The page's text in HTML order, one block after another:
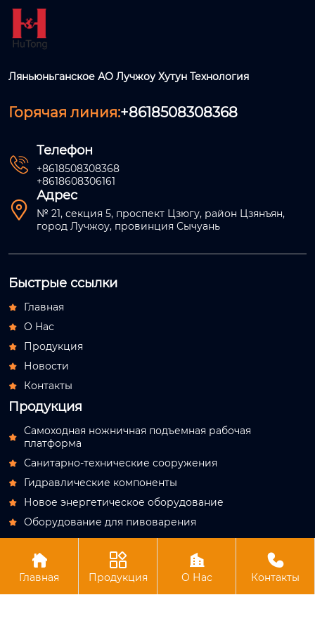
Ляньюньганское АО Лучжоу Хутун Технология
Горячая линия:+8618508308368

Телефон
+8618508308368
+8618608306161

Адрес
№ 21, секция 5, проспект Цзюгу, район Цзянъян,
город Лучжоу, провинция Сычуань
Быстрые ссылки
 Главная
 О Hас
 Продукция
 Новости
 Контакты
Продукция

Самоходная ножничная подъемная рабочая
платформа
 Санитарно-технические сооружения
 Гидравлические компоненты
 Новое энергетическое оборудование
 Оборудование для пивоварения
Авторское право© АО Лучжоу Хутун Технология

Главная

Продукция

О Нас

Контакты